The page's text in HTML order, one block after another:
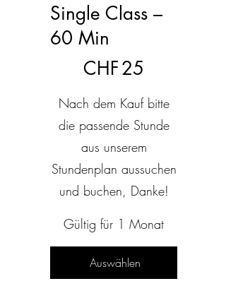
Single Class –
60 Min
CHF25
Nach dem Kauf bitte
die passende Stunde
aus unserem
Stundenplan aussuchen
und buchen, Danke!
Gültig für 1 Monat
Auswählen